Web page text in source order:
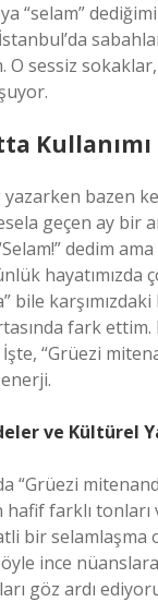
“selam”
O sessiz
Kullanımı
yazarken bazen
geçen ay bir
dedim
hayatımızda
bile
fark ettim.
“Grüezi
ve Kültürel
“Grüezi
farklı tonları
bir selamlaşma
ince
göz ardı